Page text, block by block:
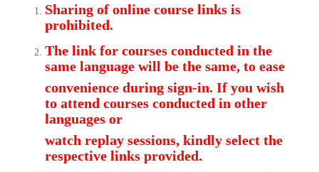
Sharing of online course links is
prohibited.
The link for courses conducted in the
same language will be the same, to ease
convenience during sign-in. If you wish
to attend courses conducted in other
languages or
watch replay sessions, kindly select the
respective links provided.